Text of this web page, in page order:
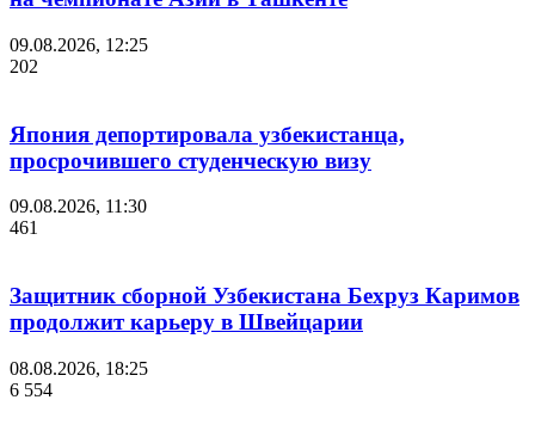
09.08.2026, 12:25
202
Япония депортировала узбекистанца,
просрочившего студенческую визу
09.08.2026, 11:30
461
Защитник сборной Узбекистана Бехруз Каримов
продолжит карьеру в Швейцарии
08.08.2026, 18:25
6 554